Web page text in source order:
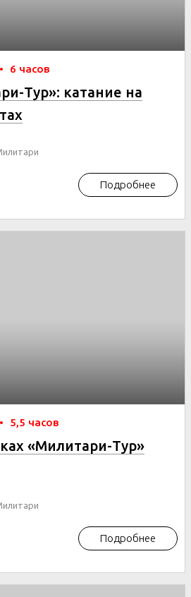
• 6 часов
Тур»: катание на
Подробнее
• 5,5 часов
«Милитари-Тур»
Подробнее